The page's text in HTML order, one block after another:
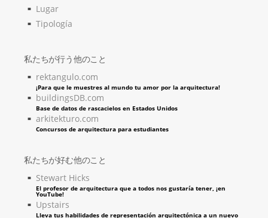
Lugar
Tipología
私たちが行う他のこと
rektangulo.com
¡Para que le muestres al mundo tu amor por la arquitectura!
buildingsDB.com
Base de datos de rascacielos en Estados Unidos
arkitekturo.com
Concursos de arquitectura para estudiantes
私たちが好む他のこと
Stewart Hicks
El profesor de arquitectura que a todos nos gustaría tener, ¡en
YouTube!
Upstairs
Lleva tus habilidades de representación arquitectónica a un nuevo